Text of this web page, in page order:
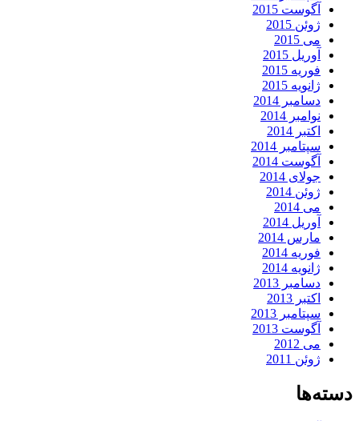
آگوست 2015
ژوئن 2015
می 2015
آوریل 2015
فوریه 2015
ژانویه 2015
دسامبر 2014
نوامبر 2014
اکتبر 2014
سپتامبر 2014
آگوست 2014
جولای 2014
ژوئن 2014
می 2014
آوریل 2014
مارس 2014
فوریه 2014
ژانویه 2014
دسامبر 2013
اکتبر 2013
سپتامبر 2013
آگوست 2013
می 2012
ژوئن 2011
دسته‌ها